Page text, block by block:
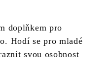
doplňkem pro
Hodí se pro mladé
svou osobnost